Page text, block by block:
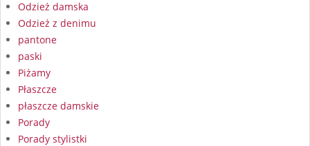
Odzież damska
Odzież z denimu
pantone
paski
Piżamy
Płaszcze
płaszcze damskie
Porady
Porady stylistki